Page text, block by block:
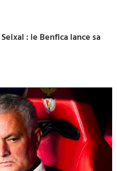
: le Benfica lance sa